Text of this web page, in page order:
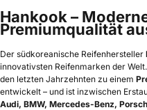
Hankook –
Premiumqualität
Der südkoreanische Reifenhersteller
innovativsten Reifenmarken der
den letzten Jahrzehnten zu einem
entwickelt – und ist inzwischen
Audi, BMW, Mercedes-Benz,